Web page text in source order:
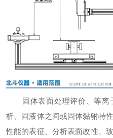
固体表面处理评价、等
析、固液体之间或固体黏驸特
性能的表征、分析表面改性、